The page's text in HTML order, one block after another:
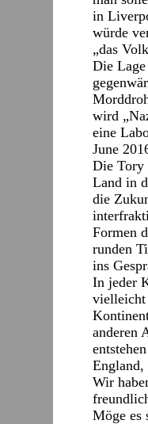
in
würde
„das
Die Lage
wird
eine
June
Die Tory
Land in
die
Formen
runden
ins
In jeder
vielleicht
anderen
England,
Wir
Möge es